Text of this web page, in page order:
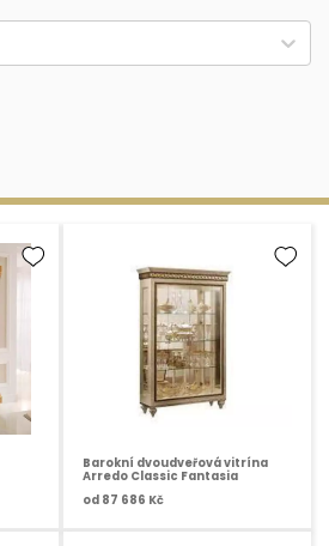
Barokní dvoudveřová vitrína
Arredo Classic Fantasia
od 87 686 Kč